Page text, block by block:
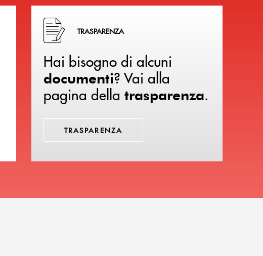
Hai bisogno di alcuni documenti ? Vai alla pagina della
TRASPARENZA
Hai bisogno di alcuni
documenti? Vai alla
pagina della trasparenza.
TRASPARENZA